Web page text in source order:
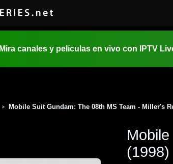
Mira canales y películas en vivo con IPTV
> Mobile Suit Gundam: The 08th MS Team - Miller's
(1998)